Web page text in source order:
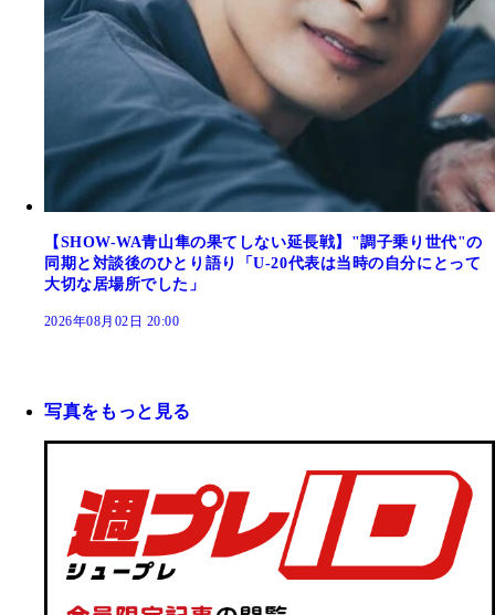
【SHOW-WA青山隼の果てしない延長戦】"調子乗り世代"の
同期と対談後のひとり語り「U-20代表は当時の自分にとって
大切な居場所でした」
2026年08月02日 20:00
写真をもっと見る